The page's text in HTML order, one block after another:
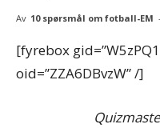
Av 10 spørsmål om fotball-EM -
[fyrebox
oid=”ZZA6DBvzW” /]